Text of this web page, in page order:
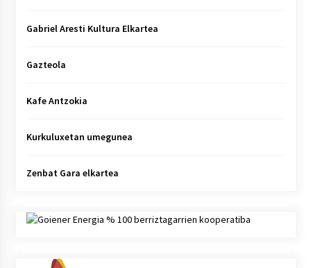
Gabriel Aresti Kultura Elkartea
Gazteola
Kafe Antzokia
Kurkuluxetan umegunea
Zenbat Gara elkartea